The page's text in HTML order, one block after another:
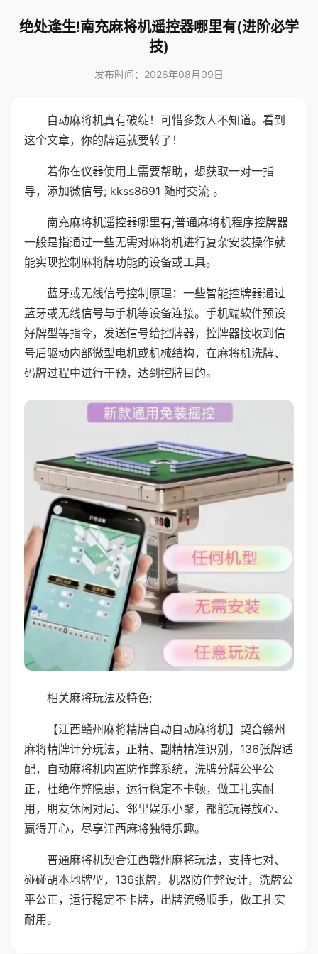
绝处逢生!南充麻将机遥控器哪里有(进阶必学
技)
发布时间：2026年08月09日
自动麻将机真有破绽！可惜多数人不知道。看到
这个文章，你的牌运就要转了！
若你在仪器使用上需要帮助，想获取一对一指
导，添加微信号; kkss8691 随时交流 。
南充麻将机遥控器哪里有;普通麻将机程序控牌器
一般是指通过一些无需对麻将机进行复杂安装操作就
能实现控制麻将牌功能的设备或工具。
蓝牙或无线信号控制原理：一些智能控牌器通过
蓝牙或无线信号与手机等设备连接。手机端软件预设
好牌型等指令，发送信号给控牌器，控牌器接收到信
号后驱动内部微型电机或机械结构，在麻将机洗牌、
码牌过程中进行干预，达到控牌目的。
相关麻将玩法及特色;
【江西赣州麻将精牌自动自动麻将机】契合赣州
麻将精牌计分玩法，正精、副精精准识别，136张牌适
配，自动麻将机内置防作弊系统，洗牌分牌公平公
正，杜绝作弊隐患，运行稳定不卡顿，做工扎实耐
用，朋友休闲对局、邻里娱乐小聚，都能玩得放心、
赢得开心，尽享江西麻将独特乐趣。
普通麻将机契合江西赣州麻将玩法，支持七对、
碰碰胡本地牌型，136张牌，机器防作弊设计，洗牌公
平公正，运行稳定不卡牌，出牌流畅顺手，做工扎实
耐用。